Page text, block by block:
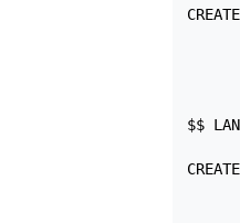
$$